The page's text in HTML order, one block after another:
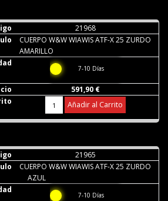
21968
CUERPO W&W WIAWIS ATF-X 25 ZURDO
AMARILLO
7-10 Días
591,90 €
Añadir al Carrito
21965
CUERPO W&W WIAWIS ATF-X 25 ZURDO
AZUL
7-10 Días